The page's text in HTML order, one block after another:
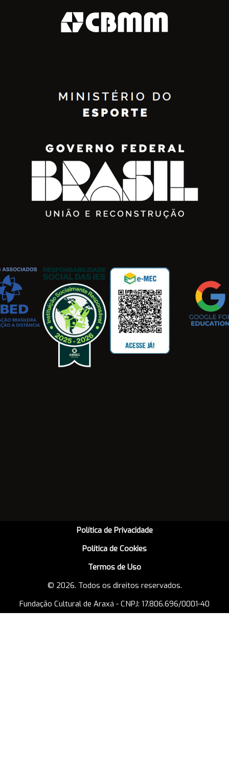
Política de Privacidade
Política de Cookies
Termos de Uso
© 2026. Todos os direitos reservados.
Fundação Cultural de Araxá - CNPJ: 17.806.696/0001-40